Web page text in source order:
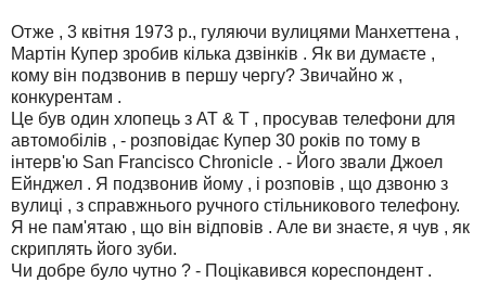
Отже , 3 квітня 1973 р., гуляючи вулицями Манхеттена ,
Мартін Купер зробив кілька дзвінків . Як ви думаєте ,
кому він подзвонив в першу чергу? Звичайно ж ,
конкурентам .
Це був один хлопець з AT & T , просував телефони для
автомобілів , - розповідає Купер 30 років по тому в
інтерв'ю San Francisco Chronicle . - Його звали Джоел
Ейнджел . Я подзвонив йому , і розповів , що дзвоню з
вулиці , з справжнього ручного стільникового телефону.
Я не пам'ятаю , що він відповів . Але ви знаєте, я чув , як
скриплять його зуби.
Чи добре було чутно ? - Поцікавився кореспондент .